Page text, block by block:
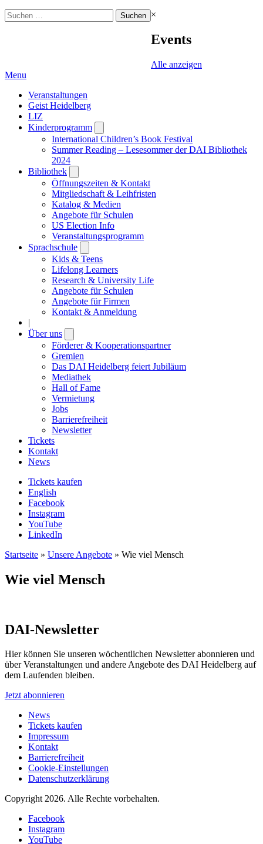
Suchen
nach:
×
Events
Alle anzeigen
Menu
Veranstaltungen
Geist Heidelberg
LIZ
Kinderprogramm
submenu
International Children’s Book Festival
Summer Reading – Lesesommer der DAI Bibliothek
2024
Bibliothek
submenu
Öffnungszeiten & Kontakt
Mitgliedschaft & Leihfristen
Katalog & Medien
Angebote für Schulen
US Election Info
Veranstaltungsprogramm
Sprachschule
submenu
Kids & Teens
Lifelong Learners
Research & University Life
Angebote für Schulen
Angebote für Firmen
Kontakt & Anmeldung
|
Über uns
submenu
Förderer & Kooperationspartner
Gremien
Das DAI Heidelberg feiert Jubiläum
Mediathek
Hall of Fame
Vermietung
Jobs
Barrierefreiheit
Newsletter
Tickets
Kontakt
News
Tickets kaufen
English
Facebook
Instagram
YouTube
LinkedIn
Startseite » Unsere Angebote » Wie viel Mensch
Wie viel Mensch
DAI-Newsletter
Hier können Sie unseren wöchentlichen Newsletter abonnieren und
über Veranstaltungen und andere Angebote des DAI Heidelberg auf
dem Laufenden bleiben.
Jetzt abonnieren
News
Tickets kaufen
Impressum
Kontakt
Barrierefreiheit
Cookie-Einstellungen
Datenschutzerklärung
Copyright 2026. Alle Rechte vorbehalten.
Facebook
Instagram
YouTube